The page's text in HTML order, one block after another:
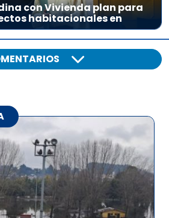
con Vivienda plan para
habitacionales en